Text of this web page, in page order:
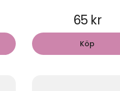
65 kr
Köp